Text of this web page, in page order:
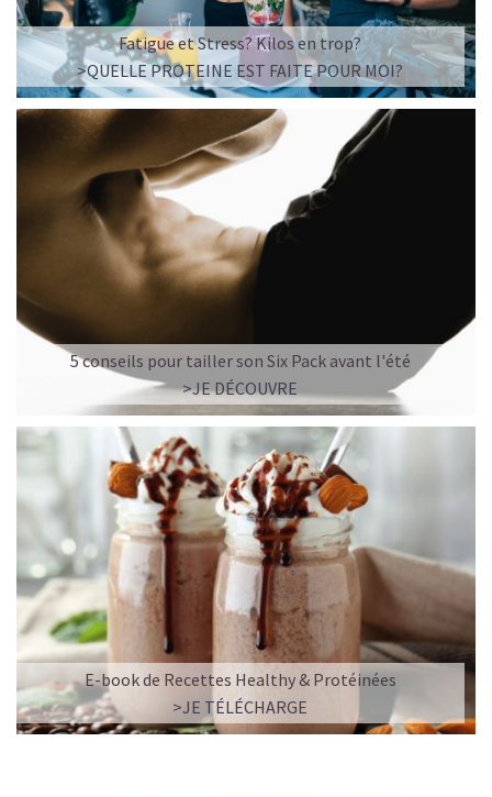
Fatigue et Stress? Kilos en trop?
>QUELLE PROTEINE EST FAITE POUR MOI?
5 conseils pour tailler son Six Pack avant l'été
>JE DÉCOUVRE
E-book de Recettes Healthy & Protéinées
>JE TÉLÉCHARGE